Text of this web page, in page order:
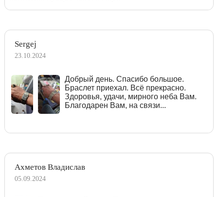
Sergej
23.10.2024
Добрый день. Спасибо большое.
Браслет приехал. Всё прекрасно.
Здоровья, удачи, мирного неба Вам.
Благодарен Вам, на связи...
Ахметов Владислав
05.09.2024